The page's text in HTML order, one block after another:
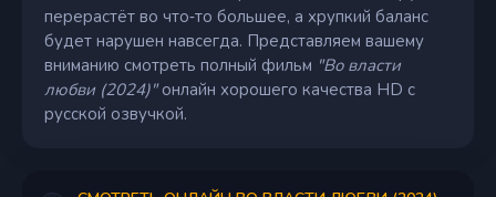
перерастёт во что‑то большее, а хрупкий баланс
будет нарушен навсегда. Представляем вашему
вниманию смотреть полный фильм "Во власти
любви (2024)"онлайн хорошего качества HD с
русской озвучкой.